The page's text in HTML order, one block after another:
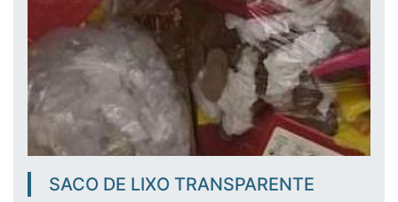
SACO DE LIXO TRANSPARENTE